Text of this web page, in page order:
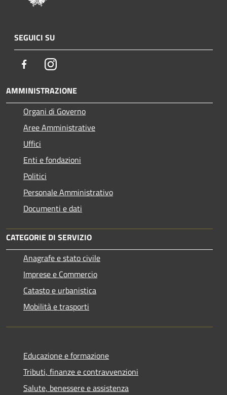
SEGUICI SU
FacebookInstagram
AMMINISTRAZIONE
Organi di Governo
Aree Amministrative
Uffici
Enti e fondazioni
Politici
Personale Amministrativo
Documenti e dati
CATEGORIE DI SERVIZIO
Anagrafe e stato civile
Imprese e Commercio
Catasto e urbanistica
Mobilità e trasporti
Educazione e formazione
Tributi, finanze e contravvenzioni
Salute, benessere e assistenza